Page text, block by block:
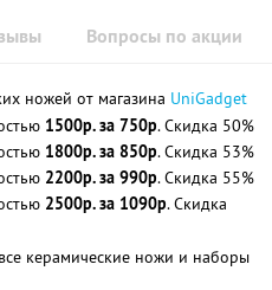
Вопросы по акции
ножей от магазина UniGadget
1500р. за 750р. Скидка 50%
1800р. за 850р. Скидка 53%
2200р. за 990р. Скидка 55%
2500р. за 1090р. Скидка
керамические ножи и наборы